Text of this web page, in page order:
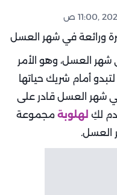
شهر العسل، وهو الأمر
أمام شريك حياتها
شهر العسل قادر على
لكِ لهلوبة مجموعة
العسل.